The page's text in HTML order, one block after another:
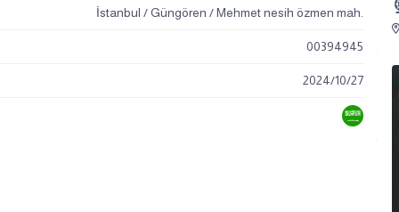
İstanbul / Güngören / Mehmet nesih özmen mah.
00394945
2024/10/27